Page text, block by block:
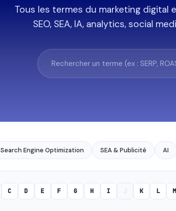
Tous les termes du marketing digital
SEO, SEA, IA, analytics, social
Search Engine Optimization SEA & Publicité AI
C D E F G H I K L M